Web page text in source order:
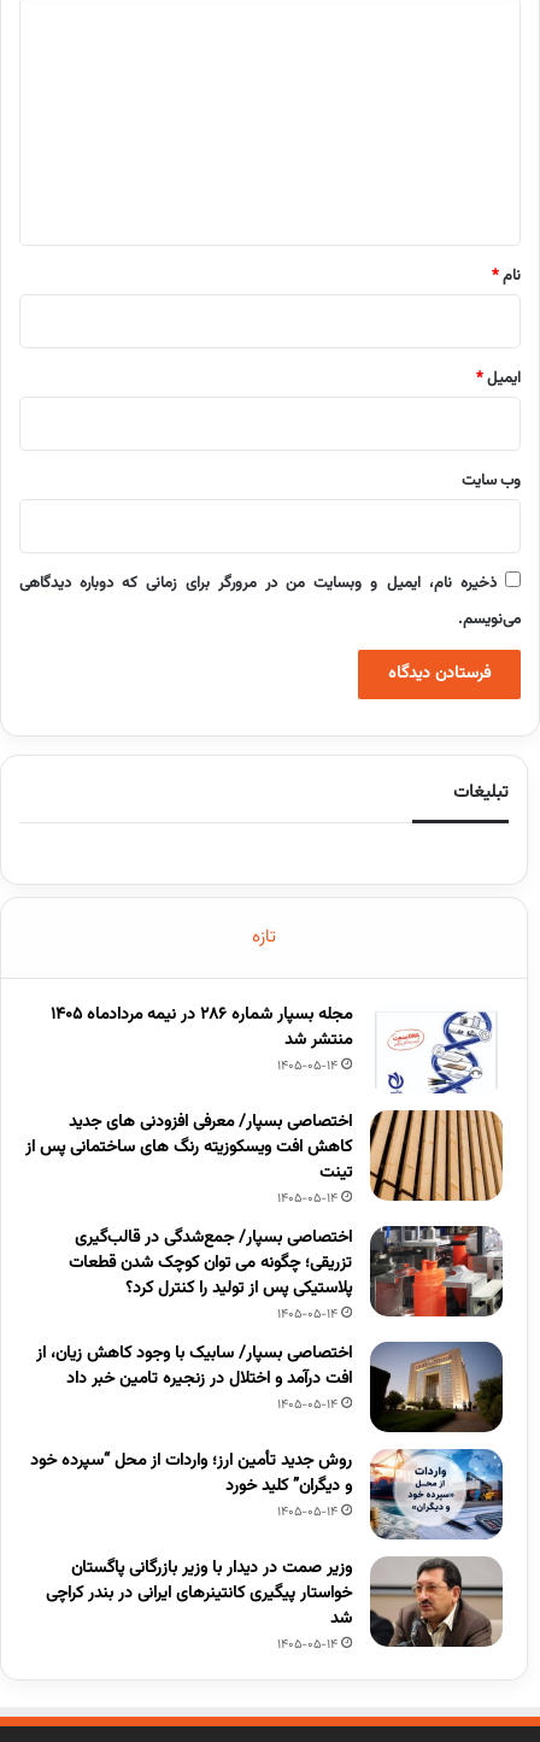
نام*
ایمیل*
وب‌ سایت
ذخیره نام، ایمیل و وبسایت من در مرورگر برای زمانی که دوباره دیدگاهی
می‌نویسم.
تبلیغات
تازه
مجله بسپار شماره 286 در نیمه مردادماه 1405
منتشر شد
1405-05-14
اختصاصی بسپار/ معرفی افزودنی های جدید
کاهش افت ویسکوزیته رنگ های ساختمانی پس از
تینت
1405-05-14
اختصاصی بسپار/ جمع‌شدگی در قالب‌گیری
تزریقی؛ چگونه می توان کوچک شدن قطعات
پلاستیکی پس از تولید را کنترل کرد؟
1405-05-14
اختصاصی بسپار/ سابیک با وجود کاهش زیان، از
افت درآمد و اختلال در زنجیره تامین خبر داد
1405-05-14
روش جدید تأمین ارز؛ واردات از محل “سپرده خود
و دیگران” کلید خورد
1405-05-14
وزیر صمت در دیدار با وزیر بازرگانی پاگستان
خواستار پیگیری کانتینرهای ایرانی در بندر کراچی
شد
1405-05-14